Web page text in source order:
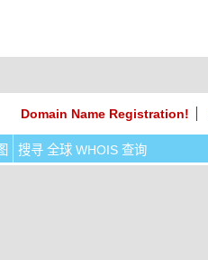
Domain Name Registration!
搜寻 全球 WHOIS 查询